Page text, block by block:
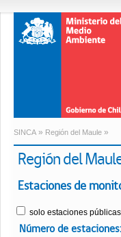
SINCA » Región del Maule »
Región del
Estaciones de
solo estaciones públicas
Número de estaciones: